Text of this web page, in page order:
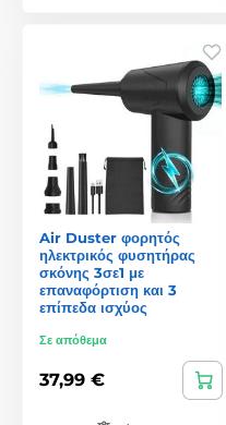
Air Duster φορητός
ηλεκτρικός φυσητήρας
σκόνης 3σε1 με
επαναφόρτιση και 3
επίπεδα ισχύος
Σε απόθεμα
37,99 €